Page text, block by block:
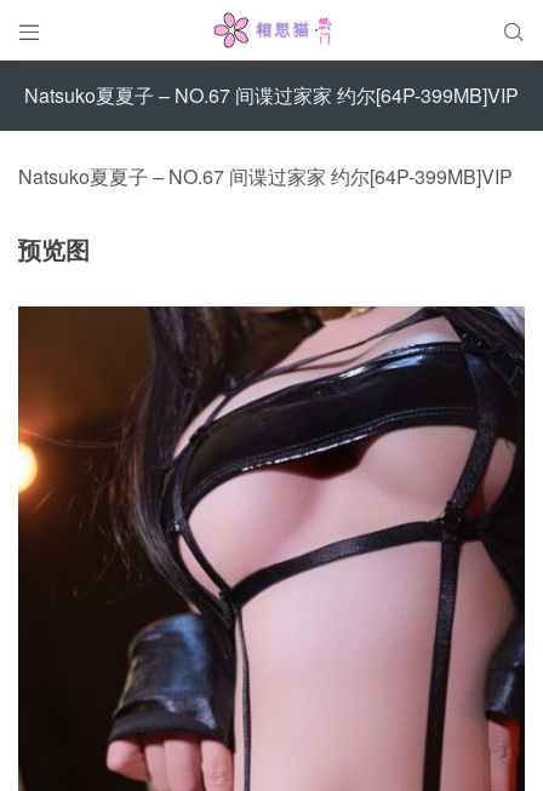
 
Natsuko夏夏子 – NO.67 间谍过家家 约尔[64P-399MB]VIP
Natsuko夏夏子 – NO.67 间谍过家家 约尔[64P-399MB]VIP
预览图